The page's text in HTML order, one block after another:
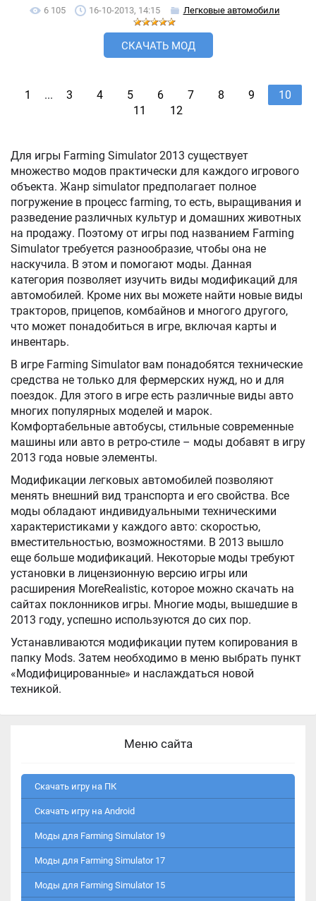
6 105 16-10-2013, 14:15 Легковые автомобили
СКАЧАТЬ МОД
1 ... 3 4 5 6 7 8 9
10
11
12
Для игры Farming Simulator 2013 существует
множество модов практически для каждого игрового
объекта. Жанр simulator предполагает полное
погружение в процесс farming, то есть, выращивания и
разведение различных культур и домашних животных
на продажу. Поэтому от игры под названием Farming
Simulator требуется разнообразие, чтобы она не
наскучила. В этом и помогают моды. Данная
категория позволяет изучить виды модификаций для
автомобилей. Кроме них вы можете найти новые виды
тракторов, прицепов, комбайнов и многого другого,
что может понадобиться в игре, включая карты и
инвентарь.
В игре Farming Simulator вам понадобятся технические
средства не только для фермерских нужд, но и для
поездок. Для этого в игре есть различные виды авто
многих популярных моделей и марок.
Комфортабельные автобусы, стильные современные
машины или авто в ретро-стиле – моды добавят в игру
2013 года новые элементы.
Модификации легковых автомобилей позволяют
менять внешний вид транспорта и его свойства. Все
моды обладают индивидуальными техническими
характеристиками у каждого авто: скоростью,
вместительностью, возможностями. В 2013 вышло
еще больше модификаций. Некоторые моды требуют
установки в лицензионную версию игры или
расширения MoreRealistic, которое можно скачать на
сайтах поклонников игры. Многие моды, вышедшие в
2013 году, успешно используются до сих пор.
Устанавливаются модификации путем копирования в
папку Mods. Затем необходимо в меню выбрать пункт
«Модифицированные» и наслаждаться новой
техникой.
Меню сайта
Скачать игру на ПК
Скачать игру на Android
Моды для Farming Simulator 19
Моды для Farming Simulator 17
Моды для Farming Simulator 15